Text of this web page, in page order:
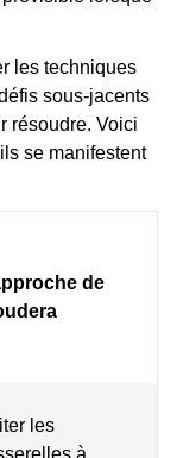
les techniques
sous-jacents
résoudre. Voici
se manifestent
de
les